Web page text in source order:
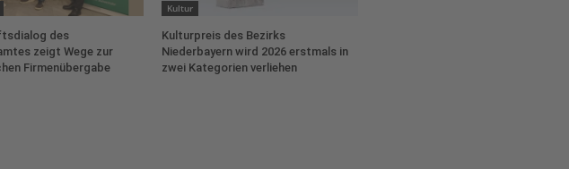
des
zeigt Wege zur
Firmenübergabe
Kultur
Kulturpreis des Bezirks
Niederbayern wird 2026 erstmals in
zwei Kategorien verliehen